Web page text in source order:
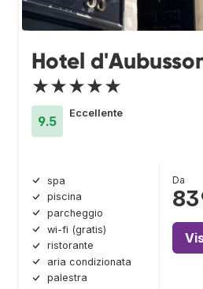
Hotel
★★★★★
9.5
Eccellente
spa
piscina
parcheggio
wi-fi (gratis)
ristorante
aria condizionata
palestra
Da